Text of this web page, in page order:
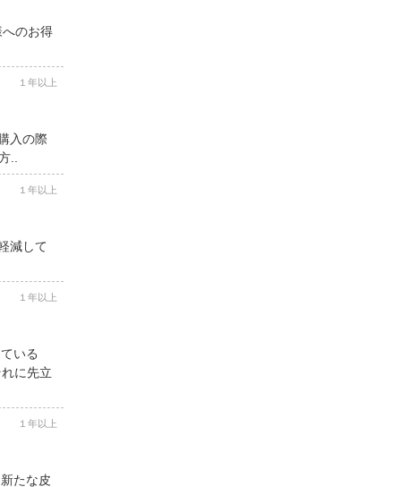
のお得
１年以上
入の際
..
１年以上
減して
１年以上
いる
に先立
１年以上
たな皮